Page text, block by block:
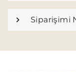
Siparişimi